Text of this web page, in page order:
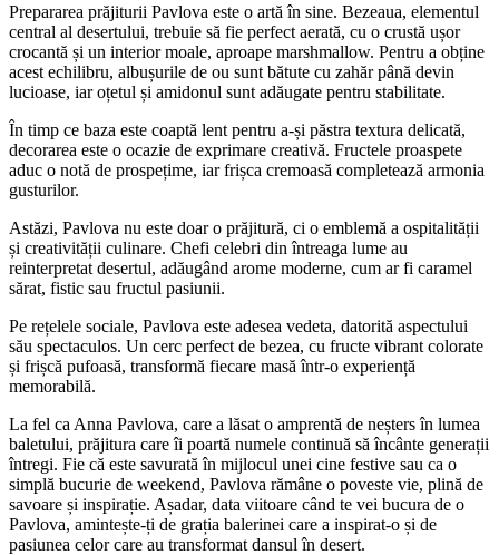
Prepararea prăjiturii Pavlova este o artă în sine. Bezeaua, elementul
central al desertului, trebuie să fie perfect aerată, cu o crustă ușor
crocantă și un interior moale, aproape marshmallow. Pentru a obține
acest echilibru, albușurile de ou sunt bătute cu zahăr până devin
lucioase, iar oțetul și amidonul sunt adăugate pentru stabilitate.
În timp ce baza este coaptă lent pentru a-și păstra textura delicată,
decorarea este o ocazie de exprimare creativă. Fructele proaspete
aduc o notă de prospețime, iar frișca cremoasă completează armonia
gusturilor.
Astăzi, Pavlova nu este doar o prăjitură, ci o emblemă a ospitalității
și creativității culinare. Chefi celebri din întreaga lume au
reinterpretat desertul, adăugând arome moderne, cum ar fi caramel
sărat, fistic sau fructul pasiunii.
Pe rețelele sociale, Pavlova este adesea vedeta, datorită aspectului
său spectaculos. Un cerc perfect de bezea, cu fructe vibrant colorate
și frișcă pufoasă, transformă fiecare masă într-o experiență
memorabilă.
La fel ca Anna Pavlova, care a lăsat o amprentă de neșters în lumea
baletului, prăjitura care îi poartă numele continuă să încânte generații
întregi. Fie că este savurată în mijlocul unei cine festive sau ca o
simplă bucurie de weekend, Pavlova rămâne o poveste vie, plină de
savoare și inspirație. Așadar, data viitoare când te vei bucura de o
Pavlova, amintește-ți de grația balerinei care a inspirat-o și de
pasiunea celor care au transformat dansul în desert.